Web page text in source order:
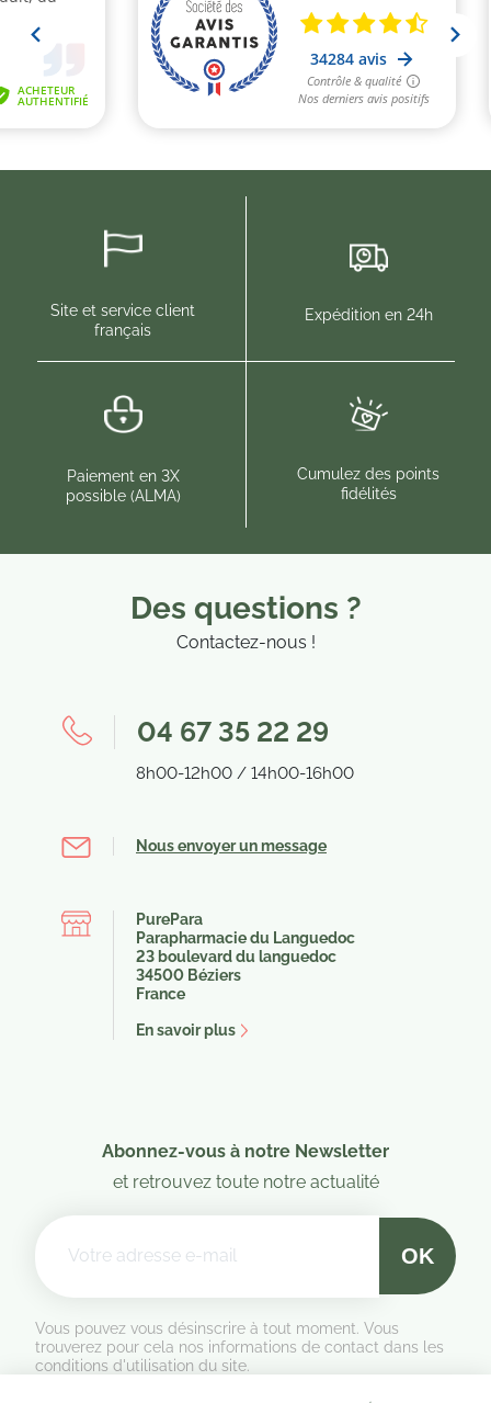
Site et service client
français
Expédition en 24h
Paiement en 3X
possible (ALMA)
Cumulez des points
fidélités
Des questions ?
Contactez-nous !
04 67 35 22 29
8h00-12h00 / 14h00-16h00
Nous envoyer un message
PurePara
Parapharmacie du Languedoc
23 boulevard du languedoc
34500 Béziers
France
En savoir plus
Abonnez-vous à notre Newsletter
et retrouvez toute notre actualité
Vous pouvez vous désinscrire à tout moment. Vous
trouverez pour cela nos informations de contact dans les
conditions d'utilisation du site.